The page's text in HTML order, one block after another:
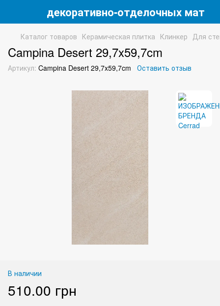
декоративно-отделочных
Каталог товаров Керамическая плитка Клинкер Для
Campina Desert 29,7x59,7cm
Артикул: Campina Desert 29,7x59,7cm Оставить отзыв
В наличии
510.00 грн